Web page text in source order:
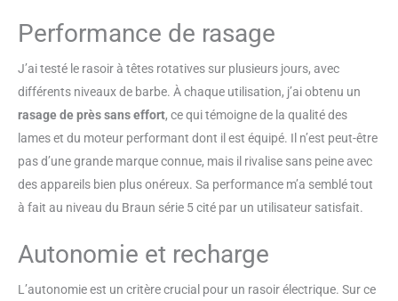
minutes; Il peut être utilisé sans
fil, ce qui vous permet de profiter
d’un rasage sans souci IPX7
Étanche et Lavable: Le rasoir à
étanche IPX7, et vous pouvez
choisir de vous raser à sec ou
humide pour réduire l’irritation ;
Vous pouvez également profiter
la douche, il suffit de rincer le
après utilisation Tondeuse de
Précision: Le rasoir à 3 têtes
équipé d'une tondeuse
Performance de rasage
J’ai testé le rasoir à têtes rotatives sur plusieurs jours, avec
différents niveaux de barbe. À chaque utilisation, j’ai obtenu un
rasage de près sans effort, ce qui témoigne de la qualité des
lames et du moteur performant dont il est équipé. Il n’est peut-être
pas d’une grande marque connue, mais il rivalise sans peine avec
des appareils bien plus onéreux. Sa performance m’a semblé tout
à fait au niveau du Braun série 5 cité par un utilisateur satisfait.
Autonomie et recharge
L’autonomie est un critère crucial pour un rasoir électrique. Sur ce